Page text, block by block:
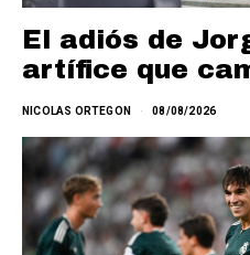
El adiós de
artífice que
NICOLAS ORTEGON 08/08/2026